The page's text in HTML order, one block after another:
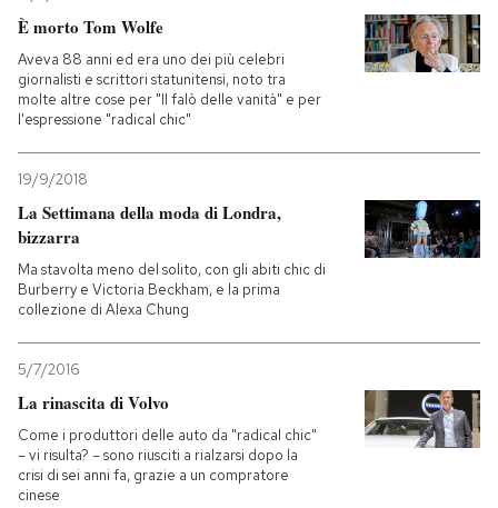
È morto Tom Wolfe
Aveva 88 anni ed era uno dei più celebri
giornalisti e scrittori statunitensi, noto tra
molte altre cose per "Il falò delle vanità" e per
l'espressione "radical chic"
19/9/2018
La Settimana della moda di Londra,
bizzarra
Ma stavolta meno del solito, con gli abiti chic di
Burberry e Victoria Beckham, e la prima
collezione di Alexa Chung
5/7/2016
La rinascita di Volvo
Come i produttori delle auto da "radical chic"
– vi risulta? – sono riusciti a rialzarsi dopo la
crisi di sei anni fa, grazie a un compratore
cinese